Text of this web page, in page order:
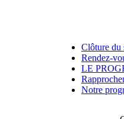
Clôture du
Rendez-
LE
Notre